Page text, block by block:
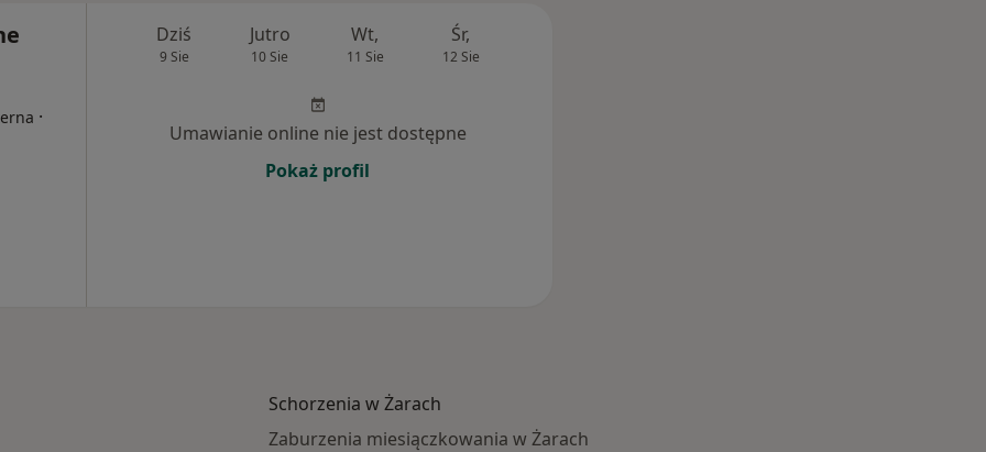
·
Dziś
9 Sie
Jutro
10 Sie
Wt,
11 Sie
Śr,
12 Sie
Umawianie online nie jest dostępne
Pokaż profil
Schorzenia w Żarach
Zaburzenia miesiączkowania w Żarach